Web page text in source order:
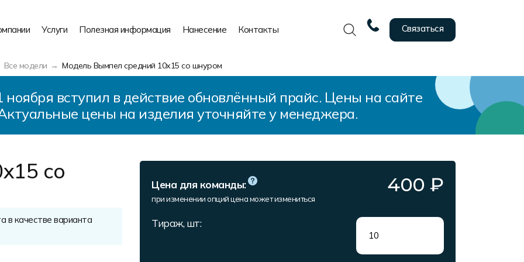
Услуги Полезная информация Нанесение Контакты Связаться
Все модели Модель Вымпел средний 10х15 со шнуром
вступил в действие обновлённый прайс. Цены на сайте
цены на изделия уточняйте у менеджера.
со
в качестве варианта
Цена для команды:
при изменении опций цена может измениться
400 ₽
Тираж, шт: